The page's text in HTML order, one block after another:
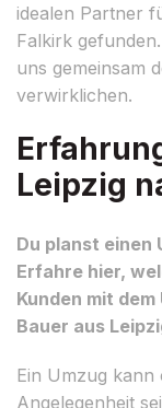
idealen Partner
Falkirk
uns gemeinsam
verwirklichen.
Leipzig
Du planst einen
Erfahre hier,
Kunden mit
Bauer aus
Ein Umzug kann
Angelegenheit